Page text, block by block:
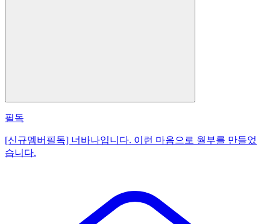
필독
[신규멤버필독] 너바나입니다. 이런 마음으로 월부를 만들었
습니다.